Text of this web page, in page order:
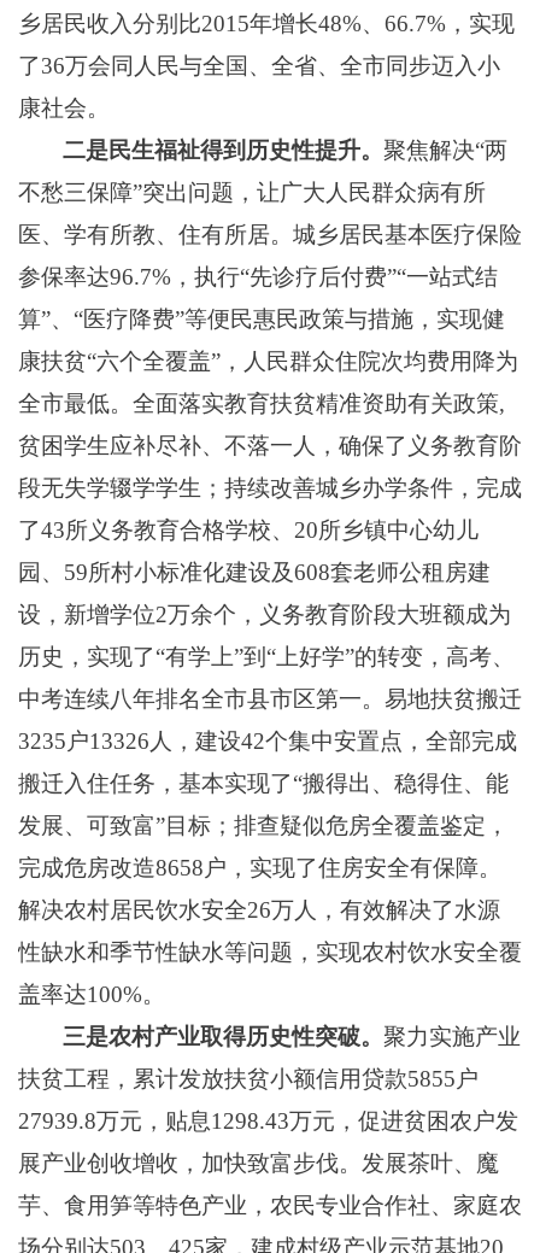
乡居民收入分别比2015年增长48%、66.7%，实现
了36万会同人民与全国、全省、全市同步迈入小
康社会。
二是民生福祉得到历史性提升。聚焦解决“两
不愁三保障”突出问题 ，让广大人民群众病有所
医、学有所教、住有所居。 城乡居民基本医疗保险
参保率达96.7%， 执行“先诊疗后付费”“一站式结
算”、“医疗降费”等便民惠民政策与措施， 实现健
康扶贫“六个全覆盖” ，人民群众住院次均费用降为
全市最低。全面落实教育扶贫精准资助有关政策,
贫困学生应补尽补、 不落一人，确保了义务教育阶
段无失学辍学学生； 持续改善城乡办学条件， 完成
了43所义务教育合格学校、20所乡镇中心幼儿
园、59所村小标准化建设及608套老师公租房建
设 ，新增学位2万余个，义务教育阶段大班额成为
历史，实现了“有学上”到“上好学”的转变，高考、
中考连续八年排名全市县市区第一。易地扶贫搬迁
3235户13326人， 建设42个集中安置点，全部完成
搬迁入住任务， 基本实现了“搬得出、稳得住、能
发展、可致富”目标 ； 排查疑似危房全覆盖鉴定，
完成危房改造8658 户，实现了住房安全有保障。
解决农村居民饮水安全26万人， 有效解决了水源
性缺水和季节性缺水等问题， 实现农村饮水安全覆
盖率达100%。
三是农村产业取得历史性突破。聚力实施产业
扶贫工程， 累计发放扶贫小额信用贷款5855户
27939.8万元，贴息1298.43万元，促进贫困农户发
展产业创收增收，加快致富步伐。发展茶叶、魔
芋、食用笋等特色产业， 农民专业合作社、家庭农
场分别达503、425家， 建成村级产业示范基地20